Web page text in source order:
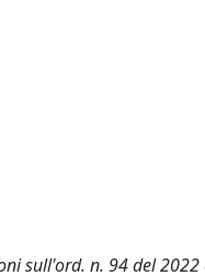
sull'ord. n. 94 del